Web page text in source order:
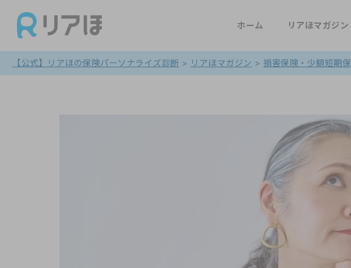
ホーム リアほマガジン
【公式】リアほの保険パーソナライズ診断 > リアほマガジン > 損害保険・少額短期